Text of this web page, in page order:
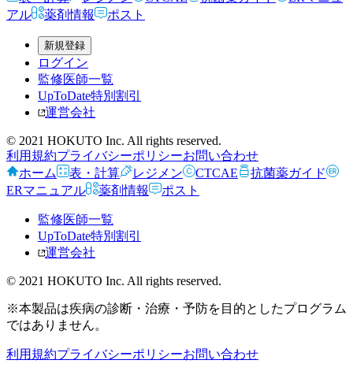
アル
薬剤情報 ポスト
新規登録
ログイン
監修医師一覧
UpToDate特別割引
運営会社
© 2021 HOKUTO Inc. All rights reserved.
利用規約プライバシーポリシーお問い合わせ
ホーム
表・計算 レジメン CTCAE
抗菌薬ガイド
ERマニュアル
薬剤情報 ポスト
監修医師一覧
UpToDate特別割引
運営会社
© 2021 HOKUTO Inc. All rights reserved.
※本製品は疾病の診断・治療・予防を目的としたプログラム
ではありません。
利用規約プライバシーポリシーお問い合わせ